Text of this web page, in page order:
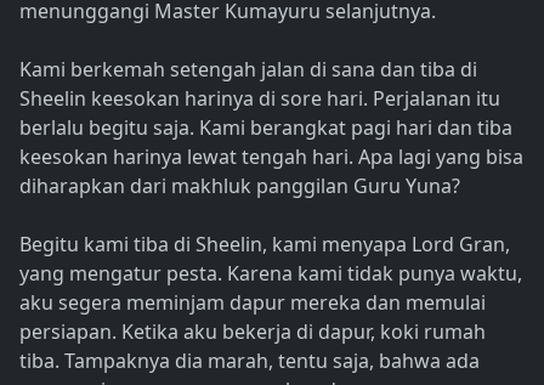
menunggangi Master Kumayuru selanjutnya.
Kami berkemah setengah jalan di sana dan tiba di
Sheelin keesokan harinya di sore hari. Perjalanan itu
berlalu begitu saja. Kami berangkat pagi hari dan tiba
keesokan harinya lewat tengah hari. Apa lagi yang bisa
diharapkan dari makhluk panggilan Guru Yuna?
Begitu kami tiba di Sheelin, kami menyapa Lord Gran,
yang mengatur pesta. Karena kami tidak punya waktu,
aku segera meminjam dapur mereka dan memulai
persiapan. Ketika aku bekerja di dapur, koki rumah
tiba. Tampaknya dia marah, tentu saja, bahwa ada